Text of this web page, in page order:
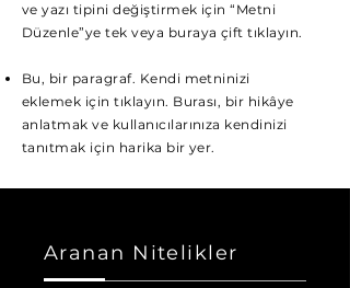
ve yazı tipini değiştirmek için “Metni
Düzenle”ye tek veya buraya çift tıklayın.
Bu, bir paragraf. Kendi metninizi
eklemek için tıklayın. Burası, bir hikâye
anlatmak ve kullanıcılarınıza kendinizi
tanıtmak için harika bir yer.
Aranan Nitelikler